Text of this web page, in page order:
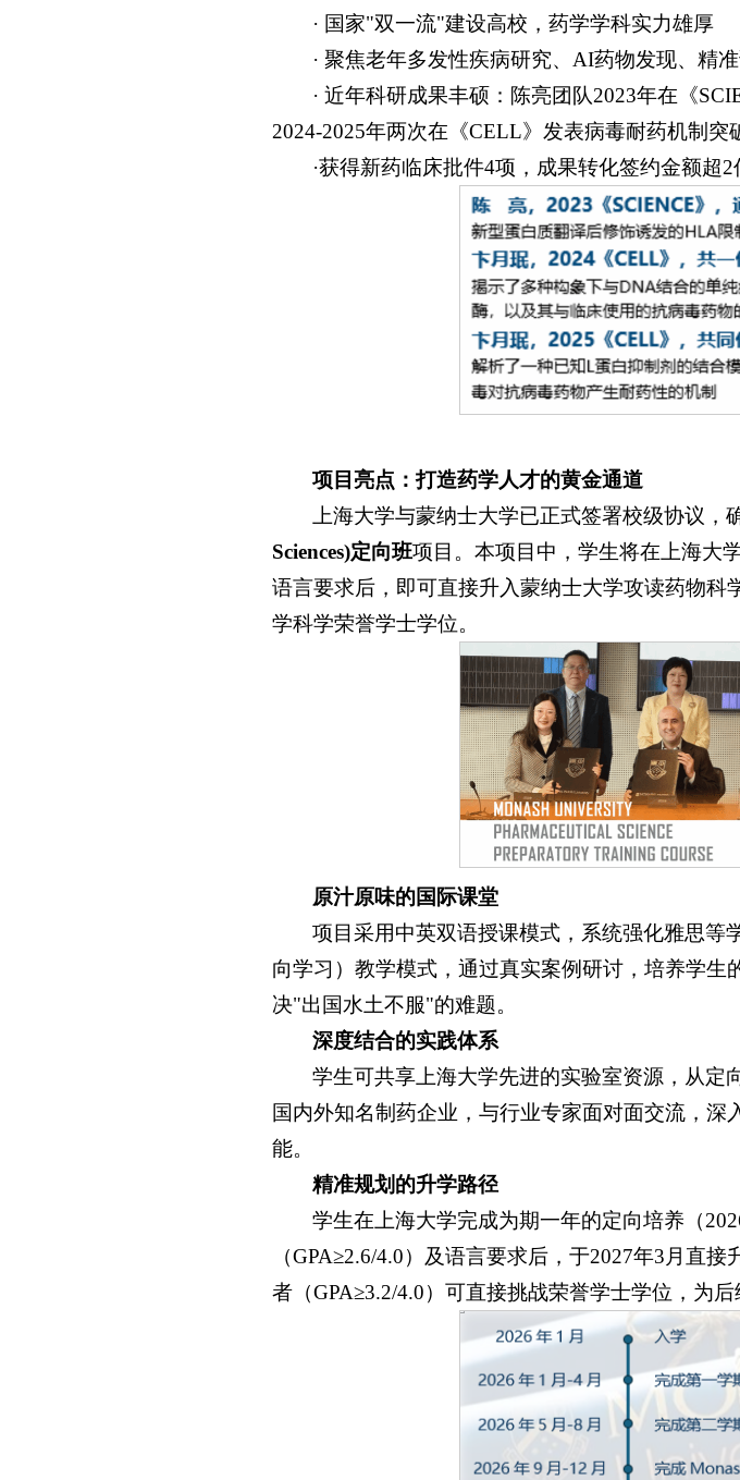
· 国家"双一流"建设高校，药学学科实力雄厚
· 聚焦老年多发性疾病研究、AI药物发现、精
· 近年科研成果丰硕：陈亮团队2023年在《
2024-2025年两次在《CELL》发表病毒耐药机制突
·获得新药临床批件4项，成果转化签约金额超2
项目亮点：打造药学人才的黄金通道
上海大学与蒙纳士大学已正式签署校级协议，
Sciences)定向班项目。本项目中，学生将在上海大
语言要求后，即可直接升入蒙纳士大学攻读药物
学科学荣誉学士学位。
原汁原味的国际课堂
项目采用中英双语授课模式，系统强化雅思等
向学习）教学模式，通过真实案例研讨，培养学
决"出国水土不服"的难题。
深度结合的实践体系
学生可共享上海大学先进的实验室资源，从定
国内外知名制药企业，与行业专家面对面交流，
能。
精准规划的升学路径
学生在上海大学完成为期一年的定向培养（
（GPA≥2.6/4.0）及语言要求后，于2027年3月直
者（GPA≥3.2/4.0）可直接挑战荣誉学士学位，为后